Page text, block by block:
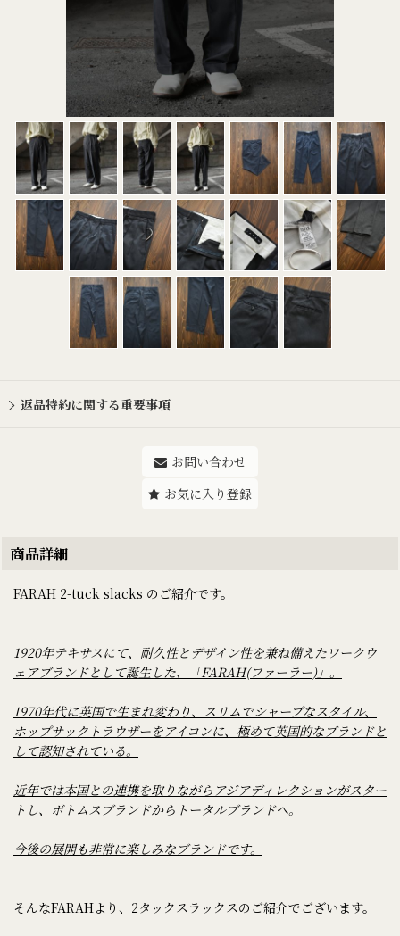
返品特約に関する重要事項
お問い合わせ
お気に入り登録
商品詳細
FARAH 2-tuck slacks のご紹介です。
1920年テキサスにて、耐久性とデザイン性を兼ね備えたワークウ
ェアブランドとして誕生した、「FARAH(ファーラー)」。
1970年代に英国で生まれ変わり、スリムでシャープなスタイル、
ホップサックトラウザーをアイコンに、極めて英国的なブランドと
して認知されている。
近年では本国との連携を取りながらアジアディレクションがスター
トし、ボトムスブランドからトータルブランドへ。
今後の展開も非常に楽しみなブランドです。
そんなFARAHより、2タックスラックスのご紹介でございます。